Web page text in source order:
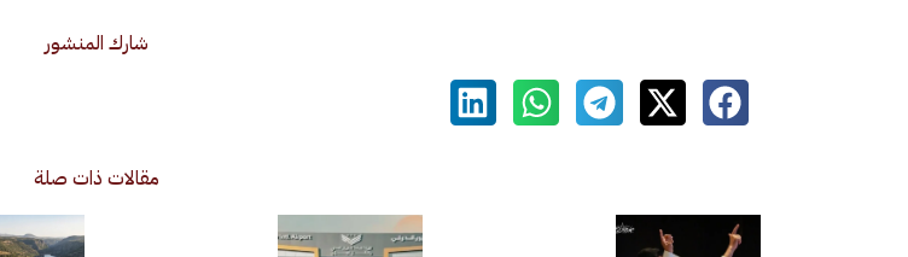
شارك المنشور
مقالات ذات صلة